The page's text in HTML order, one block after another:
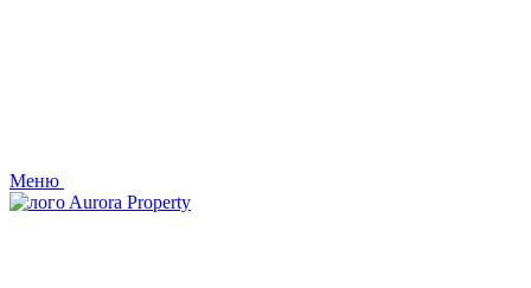
Меню
Aurora Property